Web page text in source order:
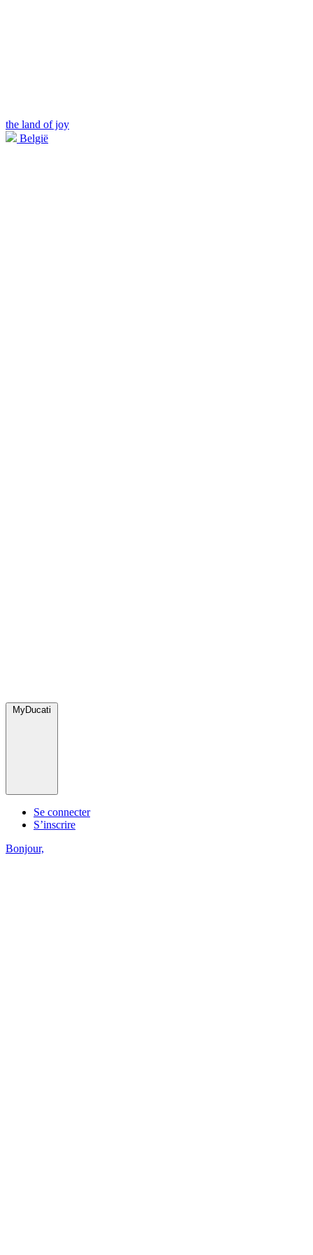
the land of joy
België
MyDucati
Se connecter
S’inscrire
Bonjour,